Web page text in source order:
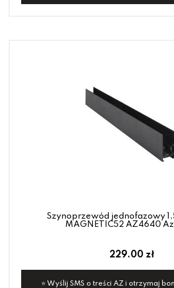
Szynoprzewód jednofazowy
MAGNETIC52 AZ4640
229.00 zł
⭐ Wyślij SMS o treści AZ i otrzymaj